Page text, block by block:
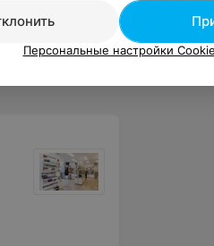
Персональные настройки Cookie